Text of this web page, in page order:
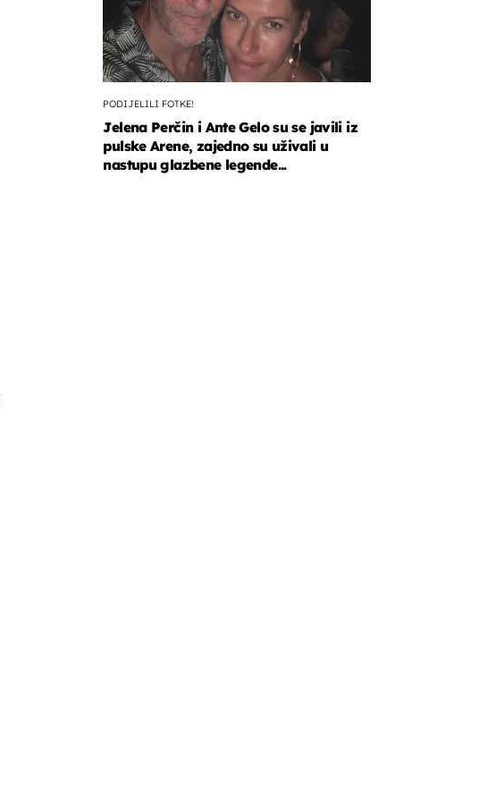
PODIJELILI FOTKE!
Jelena Perčin i Ante Gelo su se javili iz
pulske Arene, zajedno su uživali u
nastupu glazbene legende...